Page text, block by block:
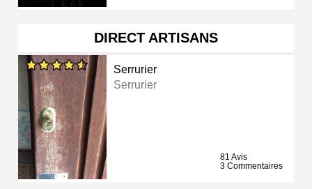
DIRECT ARTISANS
Serrurier
Serrurier
81 Avis
3 Commentaires